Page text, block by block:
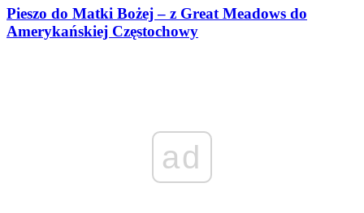
Pieszo do Matki Bożej – z Great Meadows do
Amerykańskiej Częstochowy
ad